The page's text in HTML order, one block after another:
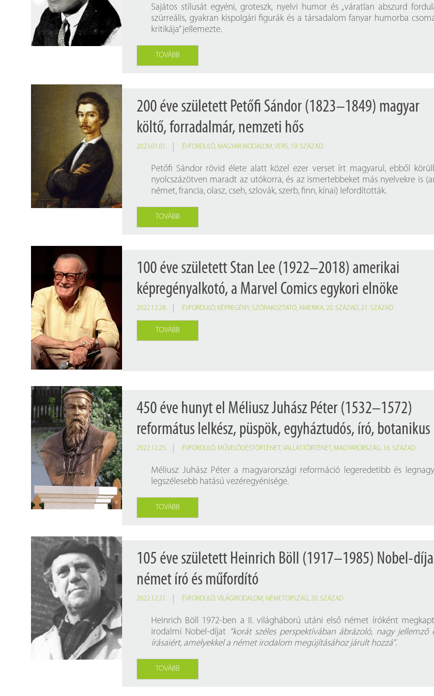
Findura Imre-díszoklevéllel kitüntetett kollégáink
Galéria
Pályázatok
Online katalógus Próbahozzáférések adatbázisokhoz
Kitekintő
Könyvtári
Sajátos stílusát egyéni, groteszk, nyelvi humor és „váratlan abszurd
szürreális, gyakran kispolgári figurák és a társadalom fanyar humorba
kritikája” jellemezte.
TOVÁBB
200 éve született Petőfi Sándor (1823–1849) magyar
költő, forradalmár, nemzeti hős
2023.01.01. ÉVFORDULÓ, MAGYAR IRODALOM,VERS, 19. SZÁZAD
Petőfi Sándor rövid élete alatt közel ezer verset írt magyarul, ebből
nyolcszázötven maradt az utókorra, és az ismertebbeket más nyelvekre is
német, francia, olasz, cseh, szlovák, szerb, finn, kínai) lefordították.
TOVÁBB
100 éve született Stan Lee (1922–2018) amerikai
képregényalkotó, a Marvel Comics egykori elnöke
2022.12.28. ÉVFORDULÓ, KÉPREGÉNY,SZÓRAKOZTATÓ,AMERIKA,20. SZÁZAD,21. SZÁZAD
TOVÁBB
450 éve hunyt el Méliusz Juhász Péter (1532–1572)
református lelkész, püspök, egyháztudós, író, botanikus
2022.12.25. ÉVFORDULÓ, MŰVELŐDÉSTÖRTÉNET,VALLÁSTÖRTÉNET, MAGYARORSZÁG, 16. SZÁZAD
Méliusz Juhász Péter a magyarországi reformáció legeredetibb és
legszélesebb hatású vezéregyénisége.
TOVÁBB
105 éve született Heinrich Böll (1917–1985) Nobel-
német író és műfordító
2022.12.21. ÉVFORDULÓ,VILÁGIRODALOM, NÉMETORSZÁG,20. SZÁZAD
Heinrich Böll 1972-ben a II. világháború utáni első német íróként
irodalmi Nobel-díjat “korát széles perspektívában ábrázoló, nagy jellemző
írásaiért, amelyekkel a német irodalom megújításához járult hozzá”.
TOVÁBB